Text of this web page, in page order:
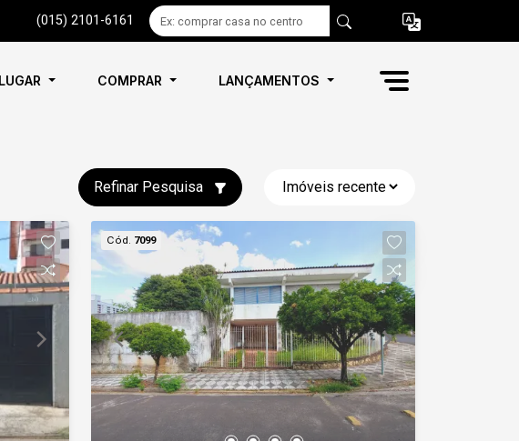
(015) 2101-6161
COMPRAR LANÇAMENTOS
Refinar Pesquisa
Cód. 7099